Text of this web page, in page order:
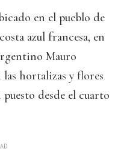
en el pueblo de
azul francesa, en
Mauro
las hortalizas y flores
desde el cuarto